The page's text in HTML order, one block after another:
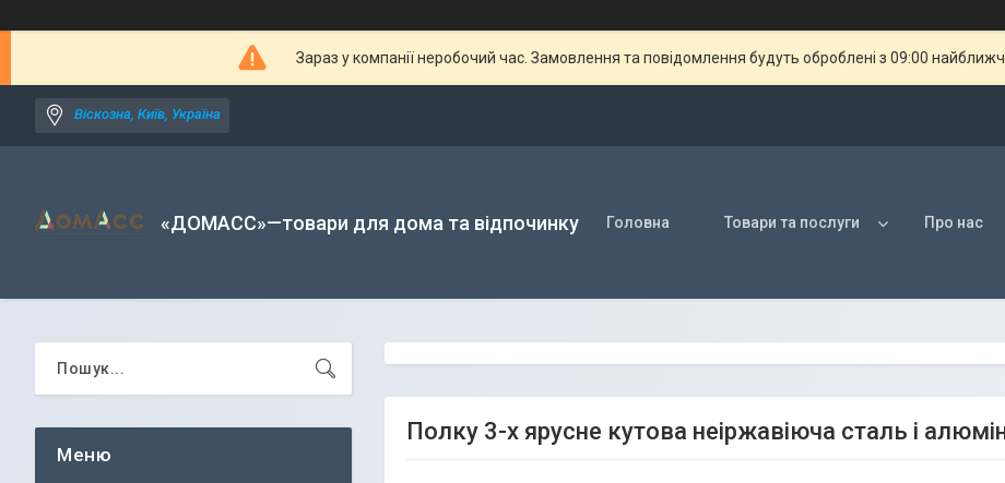
Зараз у компанії неробочий час. Замовлення та повідомлення будуть оброблені з 09:00
Віскозна, Київ, Україна
«ДОМАСС»—товари для дома та відпочинку Головна Товари та послуги Про нас
Полку 3-х ярусне кутова неіржавіюча сталь і